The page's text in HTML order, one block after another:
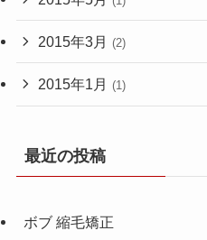
2015年3月 (2)
2015年1月 (1)
最近の投稿
ボブ 縮毛矯正